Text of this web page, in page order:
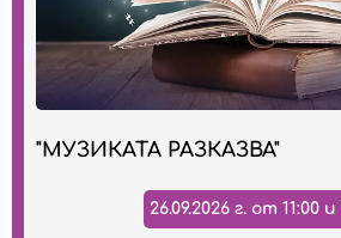
"МУЗИКАТА РАЗКАЗВА"
26.09.2026 г. от 11:00 и